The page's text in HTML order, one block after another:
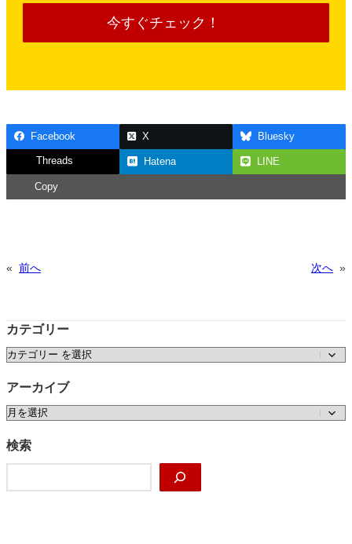
今すぐチェック！
Facebook X Bluesky
Threads Hatena LINE
Copy
« 前へ 次へ »
カテゴリー
カテゴリー
アーカイブ
ア
カ
検索
検